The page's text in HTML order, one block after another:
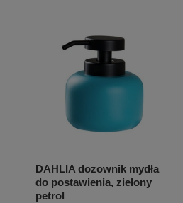
DAHLIA dozownik mydła
do postawienia, zielony
petrol